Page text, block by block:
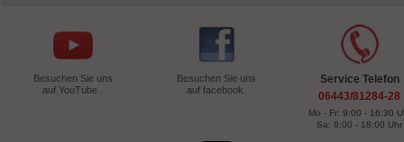
Besuchen Sie uns
auf YouTube .
Besuchen Sie uns
auf facebook.
Service Telefon
06443/81284-28
Mo - Fr: 9:00 - 16:30
Sa: 8:00 - 18:00 Uhr